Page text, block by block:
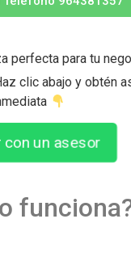
perfecta para tu
clic abajo y obtén
con un asesor